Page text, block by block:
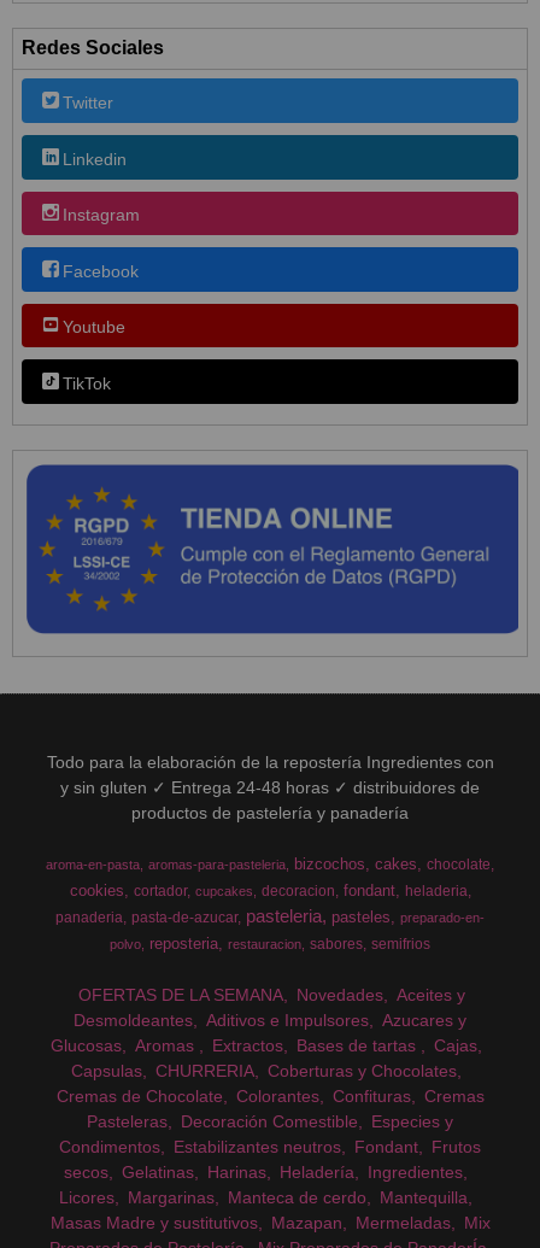
Redes Sociales
Twitter
Linkedin
Instagram
Facebook
Youtube
TikTok
Todo para la elaboración de la repostería Ingredientes con
y sin gluten ✓ Entrega 24-48 horas ✓ distribuidores de
productos de pastelería y panadería
aroma-en-pasta aromas-para-pasteleria bizcochos cakes chocolate
cookies cortador cupcakes decoracion fondant
heladeria
panaderia pasta-de-azucar pasteleria pasteles
preparado-en-
polvo
reposteria restauracion sabores semifrios
OFERTAS DE LA SEMANA Novedades
Aceites y
Desmoldeantes
Aditivos e Impulsores
Azucares y
Glucosas
Aromas Extractos Bases de tartas
Cajas
Capsulas
CHURRERIA
Coberturas y Chocolates
Cremas de Chocolate
Colorantes Confituras
Cremas
Pasteleras
Decoración Comestible
Especies y
Condimentos
Estabilizantes neutros Fondant
Frutos
secos
Gelatinas Harinas Heladería
Ingredientes
Licores
Margarinas Manteca de cerdo
Mantequilla
Masas Madre y sustitutivos
Mazapan Mermeladas
Mix